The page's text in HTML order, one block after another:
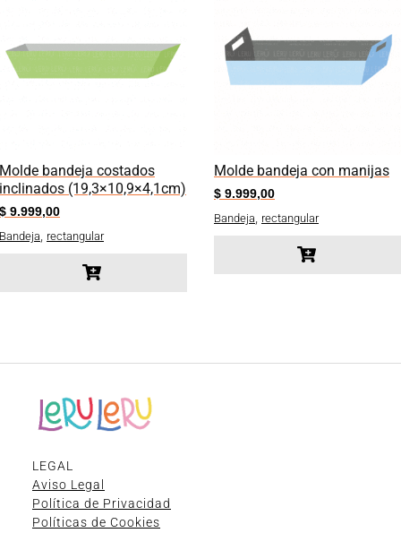
Molde bandeja costados
inclinados (19,3×10,9×4,1cm)
$ 9.999,00
Bandeja, rectangular
Molde bandeja con manijas
$ 9.999,00
Bandeja, rectangular
LEGAL
Aviso Legal
Política de Privacidad
Políticas de Cookies